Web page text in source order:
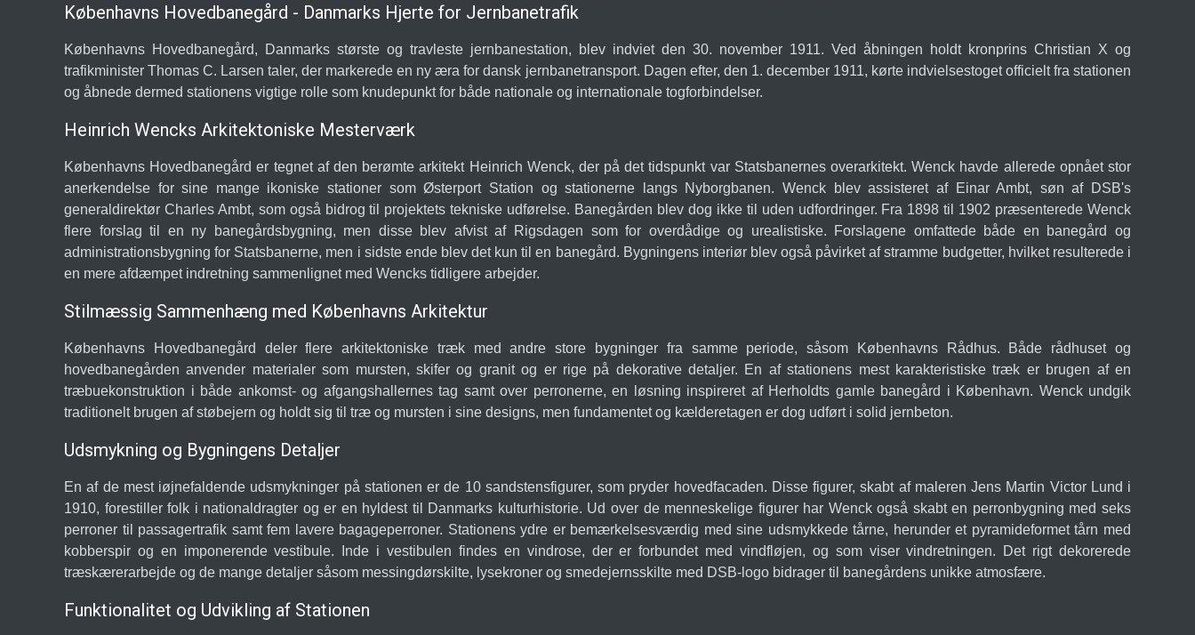
Københavns Hovedbanegård - Danmarks Hjerte for Jernbanetrafik
Københavns Hovedbanegård, Danmarks største og travleste jernbanestation, blev indviet den 30. november 1911. Ved åbningen holdt kronprins Christian X og
trafikminister Thomas C. Larsen taler, der markerede en ny æra for dansk jernbanetransport. Dagen efter, den 1. december 1911, kørte indvielsestoget officielt fra stationen
og åbnede dermed stationens vigtige rolle som knudepunkt for både nationale og internationale togforbindelser.
Heinrich Wencks Arkitektoniske Mesterværk
Københavns Hovedbanegård er tegnet af den berømte arkitekt Heinrich Wenck, der på det tidspunkt var Statsbanernes overarkitekt. Wenck havde allerede opnået stor
anerkendelse for sine mange ikoniske stationer som Østerport Station og stationerne langs Nyborgbanen. Wenck blev assisteret af Einar Ambt, søn af DSB's
generaldirektør Charles Ambt, som også bidrog til projektets tekniske udførelse. Banegården blev dog ikke til uden udfordringer. Fra 1898 til 1902 præsenterede Wenck
flere forslag til en ny banegårdsbygning, men disse blev afvist af Rigsdagen som for overdådige og urealistiske. Forslagene omfattede både en banegård og
administrationsbygning for Statsbanerne, men i sidste ende blev det kun til en banegård. Bygningens interiør blev også påvirket af stramme budgetter, hvilket resulterede i
en mere afdæmpet indretning sammenlignet med Wencks tidligere arbejder.
Stilmæssig Sammenhæng med Københavns Arkitektur
Københavns Hovedbanegård deler flere arkitektoniske træk med andre store bygninger fra samme periode, såsom Københavns Rådhus. Både rådhuset og
hovedbanegården anvender materialer som mursten, skifer og granit og er rige på dekorative detaljer. En af stationens mest karakteristiske træk er brugen af en
træbuekonstruktion i både ankomst- og afgangshallernes tag samt over perronerne, en løsning inspireret af Herholdts gamle banegård i København. Wenck undgik
traditionelt brugen af støbejern og holdt sig til træ og mursten i sine designs, men fundamentet og kælderetagen er dog udført i solid jernbeton.
Udsmykning og Bygningens Detaljer
En af de mest iøjnefaldende udsmykninger på stationen er de 10 sandstensfigurer, som pryder hovedfacaden. Disse figurer, skabt af maleren Jens Martin Victor Lund i
1910, forestiller folk i nationaldragter og er en hyldest til Danmarks kulturhistorie. Ud over de menneskelige figurer har Wenck også skabt en perronbygning med seks
perroner til passagertrafik samt fem lavere bagageperroner. Stationens ydre er bemærkelsesværdig med sine udsmykkede tårne, herunder et pyramideformet tårn med
kobberspir og en imponerende vestibule. Inde i vestibulen findes en vindrose, der er forbundet med vindfløjen, og som viser vindretningen. Det rigt dekorerede
træskærerarbejde og de mange detaljer såsom messingdørskilte, lysekroner og smedejernsskilte med DSB-logo bidrager til banegårdens unikke atmosfære.
Funktionalitet og Udvikling af Stationen